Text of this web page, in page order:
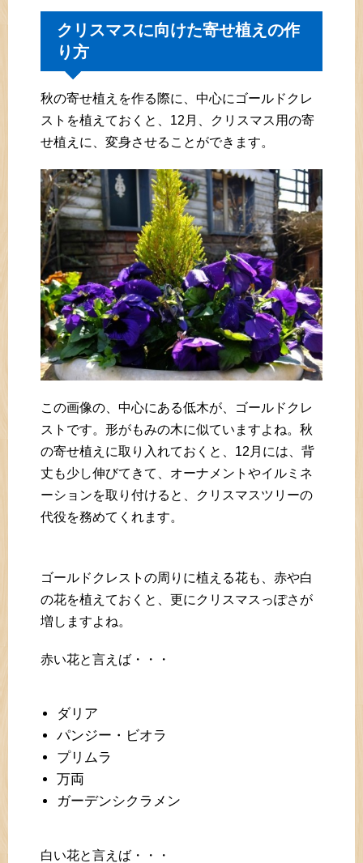
クリスマスに向けた寄せ植えの作
り方
秋の寄せ植えを作る際に、中心にゴールドクレ
ストを植えておくと、12月、クリスマス用の寄
せ植えに、変身させることができます。
この画像の、中心にある低木が、ゴールドクレ
ストです。形がもみの木に似ていますよね。秋
の寄せ植えに取り入れておくと、12月には、背
丈も少し伸びてきて、オーナメントやイルミネ
ーションを取り付けると、クリスマスツリーの
代役を務めてくれます。
ゴールドクレストの周りに植える花も、赤や白
の花を植えておくと、更にクリスマスっぽさが
増しますよね。
赤い花と言えば・・・
ダリア
パンジー・ビオラ
プリムラ
万両
ガーデンシクラメン
白い花と言えば・・・